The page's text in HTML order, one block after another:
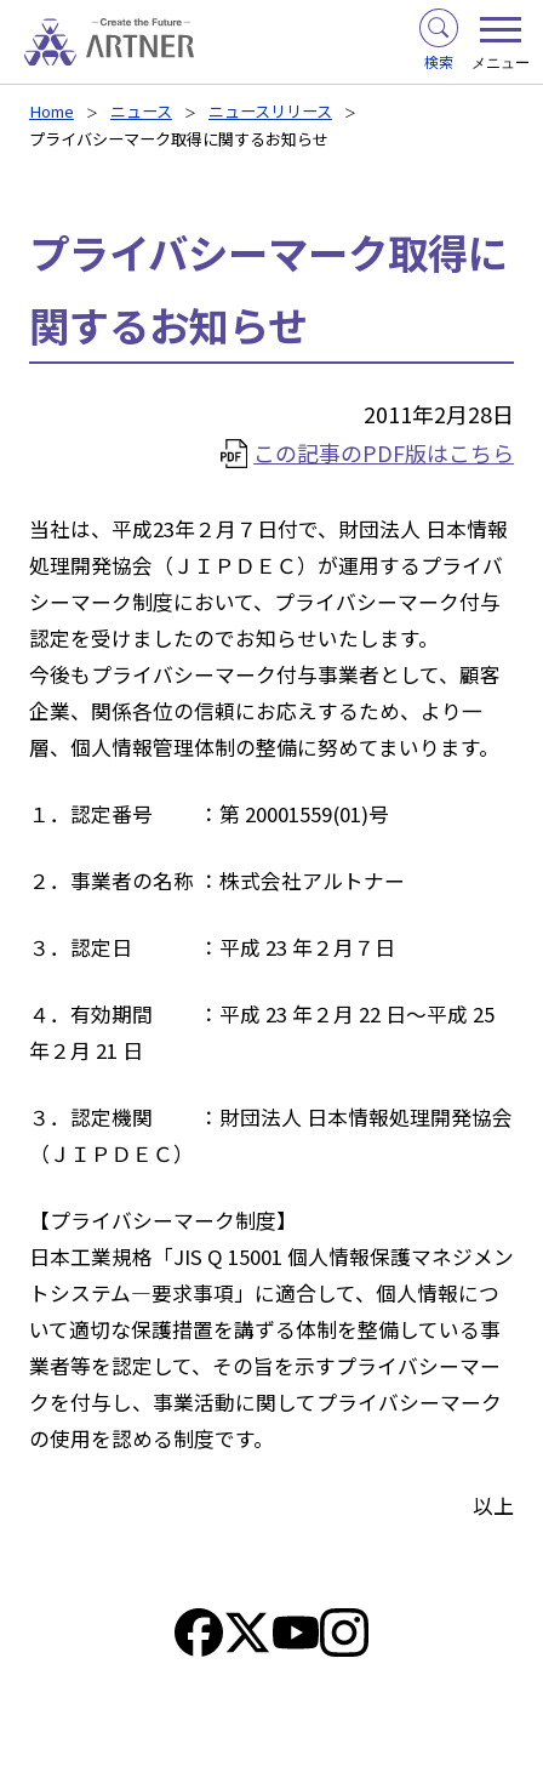
検索 メニュー
Home ニュース
ニュースリリース
プライバシーマーク取得に関するお知らせ
プライバシーマーク取得に
関するお知らせ
2011年2月28日
この記事のPDF版はこちら
当社は、平成23年２月７日付で、財団法人 日本情報
処理開発協会（ＪＩＰＤＥＣ）が運用するプライバ
シーマーク制度において、プライバシーマーク付与
認定を受けましたのでお知らせいたします。
今後もプライバシーマーク付与事業者として、顧客
企業、関係各位の信頼にお応えするため、より一
層、個人情報管理体制の整備に努めてまいります。
１．認定番号 ：第 20001559(01)号
２．事業者の名称 ：株式会社アルトナー
３．認定日 ：平成 23 年２月７日
４．有効期間 ：平成 23 年２月 22 日～平成 25
年２月 21 日
３．認定機関 ：財団法人 日本情報処理開発協会
（ＪＩＰＤＥＣ）
【プライバシーマーク制度】
日本工業規格「JIS Q 15001 個人情報保護マネジメン
トシステム―要求事項」に適合して、個人情報につ
いて適切な保護措置を講ずる体制を整備している事
業者等を認定して、その旨を示すプライバシーマー
クを付与し、事業活動に関してプライバシーマーク
の使用を認める制度です。
以上